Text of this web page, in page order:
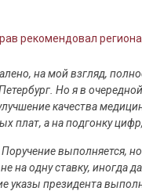
рекомендовал
на мой взгляд,
Но я в
качества
плат, а на подгонку цифр,
выполняется,
на одну ставку, иногда
указы президента